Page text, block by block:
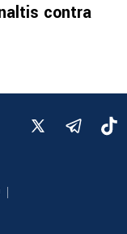
contra
|